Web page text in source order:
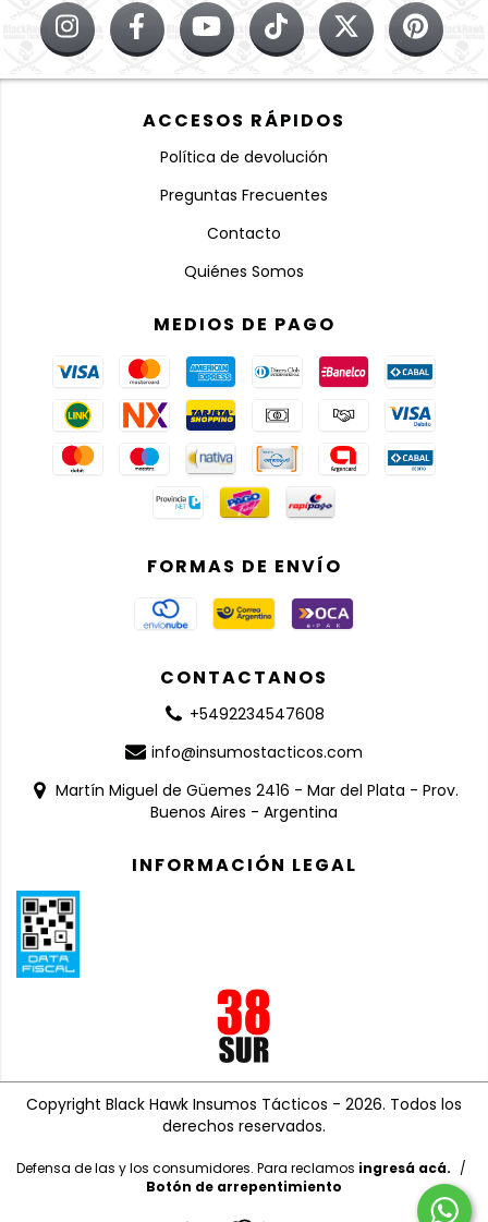
ACCESOS RÁPIDOS
Política de devolución
Preguntas Frecuentes
Contacto
Quiénes Somos
MEDIOS DE PAGO
FORMAS DE ENVÍO
CONTACTANOS
+5492234547608
info@insumostacticos.com
Martín Miguel de Güemes 2416 - Mar del Plata - Prov.
Buenos Aires - Argentina
INFORMACIÓN LEGAL
Copyright Black Hawk Insumos Tácticos - 2026. Todos los
derechos reservados.
Defensa de las y los consumidores. Para reclamos ingresá acá. /
Botón de arrepentimiento